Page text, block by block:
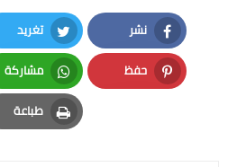
نشر
Facebook
تغريد
Twitter
حفظ
Pinterest
مشاركة
Whatsapp
طباعة
Print